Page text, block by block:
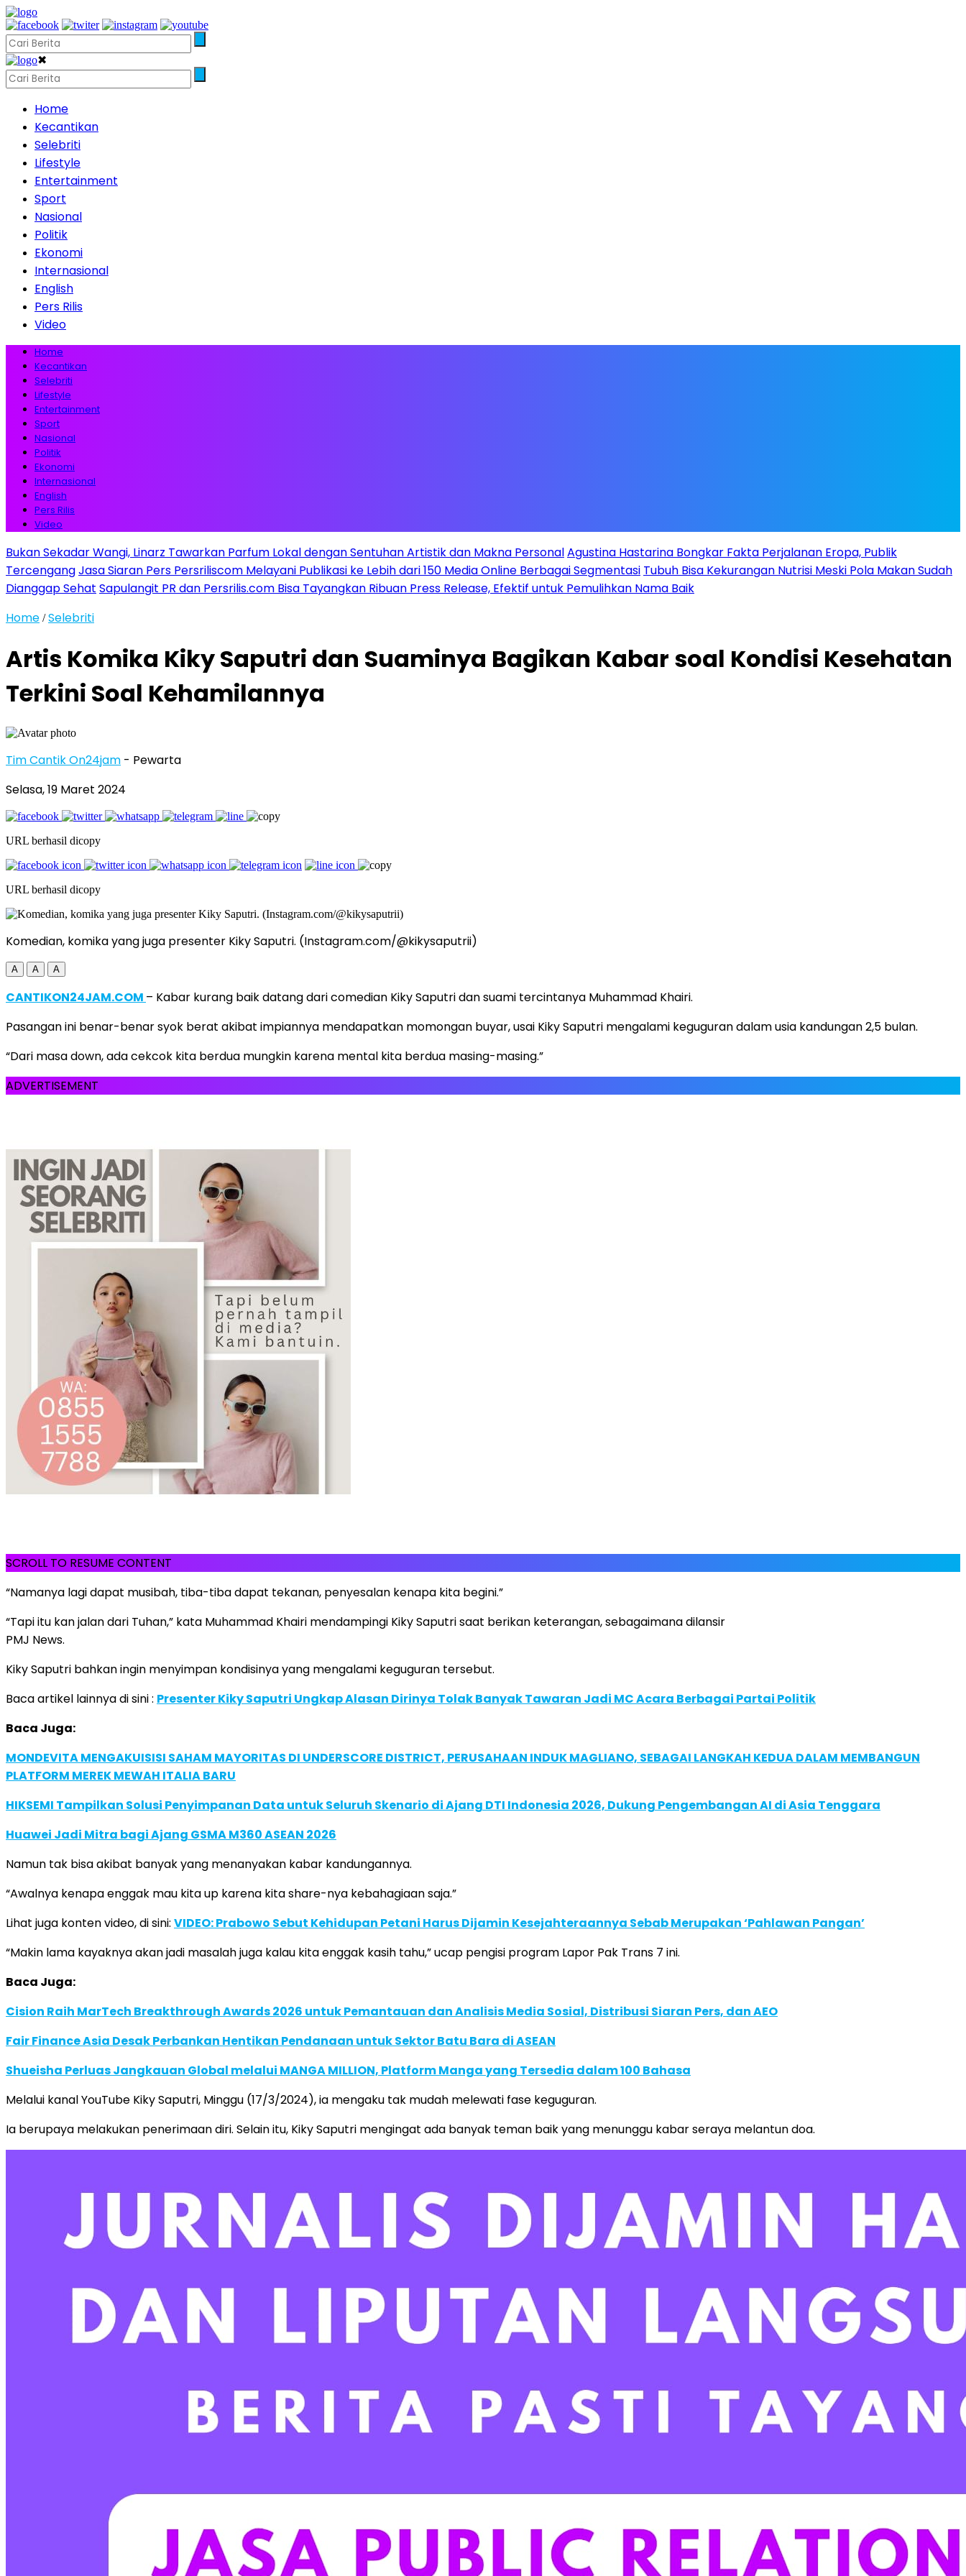
✖
Home
Kecantikan
Selebriti
Lifestyle
Entertainment
Sport
Nasional
Politik
Ekonomi
Internasional
English
Pers Rilis
Video
Home
Kecantikan
Selebriti
Lifestyle
Entertainment
Sport
Nasional
Politik
Ekonomi
Internasional
English
Pers Rilis
Video
Bukan Sekadar Wangi, Linarz Tawarkan Parfum Lokal dengan Sentuhan Artistik dan Makna PersonalAgustina Hastarina Bongkar Fakta Perjalanan Eropa, Publik
TercengangJasa Siaran Pers Persriliscom Melayani Publikasi ke Lebih dari 150 Media Online Berbagai Segmentasi Tubuh Bisa Kekurangan Nutrisi Meski Pola Makan Sudah
Dianggap Sehat Sapulangit PR dan Persrilis.com Bisa Tayangkan Ribuan Press Release, Efektif untuk Pemulihkan Nama Baik
Home /Selebriti
Artis Komika Kiky Saputri dan Suaminya Bagikan Kabar soal Kondisi Kesehatan
Terkini Soal Kehamilannya
Tim Cantik On24jam - Pewarta
Selasa, 19 Maret 2024
URL berhasil dicopy
URL berhasil dicopy
Komedian, komika yang juga presenter Kiky Saputri. (Instagram.com/@kikysaputrii)
A A A
CANTIKON24JAM.COM – Kabar kurang baik datang dari comedian Kiky Saputri dan suami tercintanya Muhammad Khairi.
Pasangan ini benar-benar syok berat akibat impiannya mendapatkan momongan buyar, usai Kiky Saputri mengalami keguguran dalam usia kandungan 2,5 bulan.
“Dari masa down, ada cekcok kita berdua mungkin karena mental kita berdua masing-masing.”
ADVERTISEMENT
SCROLL TO RESUME CONTENT
“Namanya lagi dapat musibah, tiba-tiba dapat tekanan, penyesalan kenapa kita begini.”
“Tapi itu kan jalan dari Tuhan,” kata Muhammad Khairi mendampingi Kiky Saputri saat berikan keterangan, sebagaimana dilansir
PMJ News.
Kiky Saputri bahkan ingin menyimpan kondisinya yang mengalami keguguran tersebut.
Baca artikel lainnya di sini : Presenter Kiky Saputri Ungkap Alasan Dirinya Tolak Banyak Tawaran Jadi MC Acara Berbagai Partai Politik
Baca Juga:
MONDEVITA MENGAKUISISI SAHAM MAYORITAS DI UNDERSCORE DISTRICT, PERUSAHAAN INDUK MAGLIANO, SEBAGAI LANGKAH KEDUA DALAM MEMBANGUN
PLATFORM MEREK MEWAH ITALIA BARU
HIKSEMI Tampilkan Solusi Penyimpanan Data untuk Seluruh Skenario di Ajang DTI Indonesia 2026, Dukung Pengembangan AI di Asia Tenggara
Huawei Jadi Mitra bagi Ajang GSMA M360 ASEAN 2026
Namun tak bisa akibat banyak yang menanyakan kabar kandungannya.
“Awalnya kenapa enggak mau kita up karena kita share-nya kebahagiaan saja.”
Lihat juga konten video, di sini: VIDEO: Prabowo Sebut Kehidupan Petani Harus Dijamin Kesejahteraannya Sebab Merupakan ‘Pahlawan Pangan’
“Makin lama kayaknya akan jadi masalah juga kalau kita enggak kasih tahu,” ucap pengisi program Lapor Pak Trans 7 ini.
Baca Juga:
Cision Raih MarTech Breakthrough Awards 2026 untuk Pemantauan dan Analisis Media Sosial, Distribusi Siaran Pers, dan AEO
Fair Finance Asia Desak Perbankan Hentikan Pendanaan untuk Sektor Batu Bara di ASEAN
Shueisha Perluas Jangkauan Global melalui MANGA MILLION, Platform Manga yang Tersedia dalam 100 Bahasa
Melalui kanal YouTube Kiky Saputri, Minggu (17/3/2024), ia mengaku tak mudah melewati fase keguguran.
Ia berupaya melakukan penerimaan diri. Selain itu, Kiky Saputri mengingat ada banyak teman baik yang menunggu kabar seraya melantun doa.